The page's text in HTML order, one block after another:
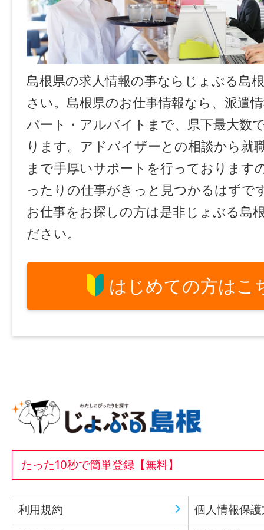
島根県の求人情報の事ならじょぶる島
さい。島根県のお仕事情報なら、派遣
パート・アルバイトまで、県下最大数
ります。アドバイザーとの相談から就
まで手厚いサポートを行っております
ったりの仕事がきっと見つかるはずで
お仕事をお探しの方は是非じょぶる島
ださい。
はじめての方はこ
たった10秒で簡単登録【無料】
利用規約 個人情報保